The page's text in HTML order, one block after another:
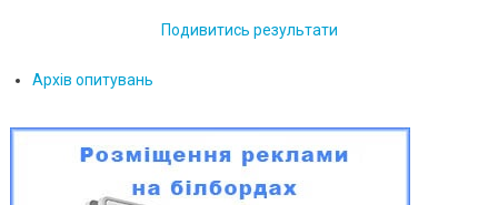
Подивитись результати
Архів опитувань